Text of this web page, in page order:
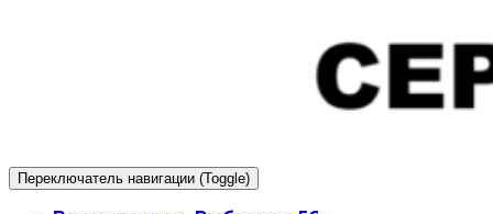
Переключатель навигации (Toggle)